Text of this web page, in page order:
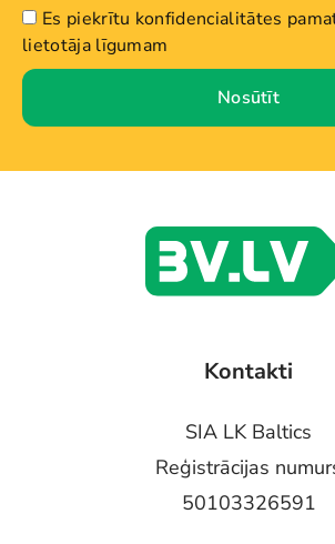
Es piekrītu konfidencialitātes
lietotāja līgumam
Nosūtīt
Kontakti
SIA LK Baltics
Reģistrācijas
50103326591